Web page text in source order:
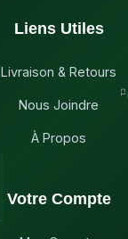
Liens Utiles
Livraison & Retours
Nous Joindre
À Propos
Votre Compte